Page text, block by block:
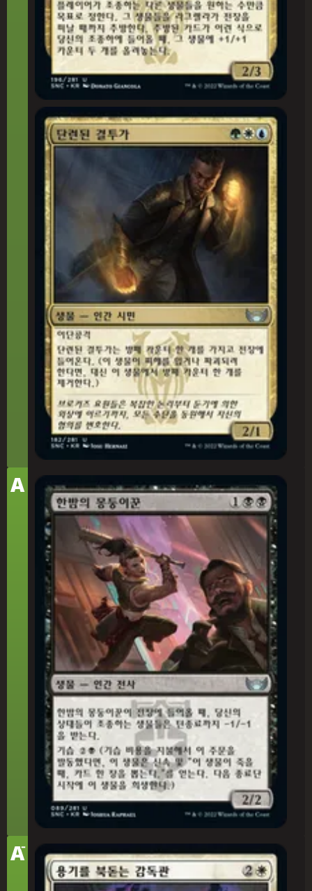
단련된 결투가
티
어
A 한밤의 몽둥이꾼
티
어
A-
용기를 북돋는 감독관